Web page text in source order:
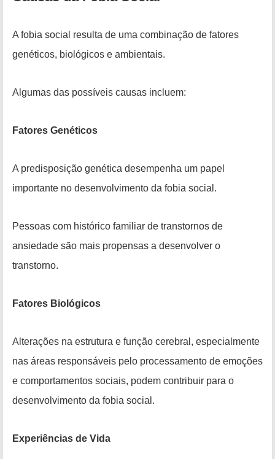
A fobia social resulta de uma combinação de fatores
genéticos, biológicos e ambientais.
Algumas das possíveis causas incluem:
Fatores Genéticos
A predisposição genética desempenha um papel
importante no desenvolvimento da fobia social.
Pessoas com histórico familiar de transtornos de
ansiedade são mais propensas a desenvolver o
transtorno.
Fatores Biológicos
Alterações na estrutura e função cerebral, especialmente
nas áreas responsáveis pelo processamento de emoções
e comportamentos sociais, podem contribuir para o
desenvolvimento da fobia social.
Experiências de Vida